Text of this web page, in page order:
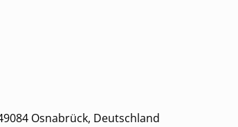
Osnabrück, Deutschland